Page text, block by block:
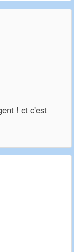
! et c'est